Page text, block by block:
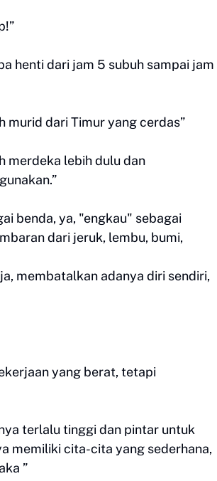
henti dari jam 5 subuh sampai jam
murid dari Timur yang cerdas”
merdeka lebih dulu dan
benda, ya, "engkau" sebagai
dari jeruk, lembu, bumi,
membatalkan adanya diri sendiri,
yang berat, tetapi
terlalu tinggi dan pintar untuk
memiliki cita-cita yang sederhana,
”